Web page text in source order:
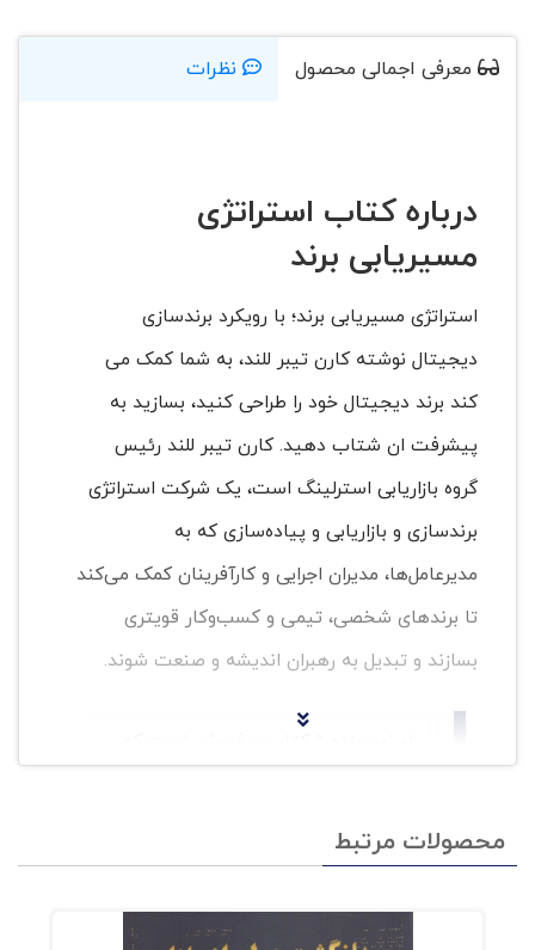
معرفی اجمالی محصول نظرات
درباره کتاب استراتژی
مسیریابی برند
استراتژی مسیریابی برند؛ با رویکرد برندسازی
دیجیتال نوشته کارن تیبر للند، به شما کمک می
کند برند دیجیتال خود را طراحی کنید، بسازید به
پیشرفت ان شتاب دهید. کارن تیبر للند رئیس
گروه بازاریابی استرلینگ است، یک شرکت استراتژی
برندسازی و بازاریابی و پیاده‌سازی که به
مدیرعامل‌ها، مدیران اجرایی و کارآفرینان کمک می‌کند
تا برندهای شخصی، تیمی و کسب‌وکار قویتری
بسازند و تبدیل به رهبران اندیشه و صنعت شوند.
رفته است و به ده زبان ترجمه شده‌اند.
کاربردی و قدم‌به‌قدم، برندسازی و چگونگی
محصولات مرتبط